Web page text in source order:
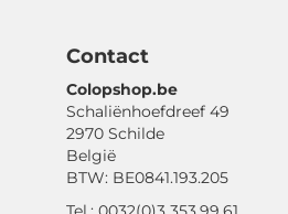
Contact
Colopshop.be
Schaliënhoefdreef 49
2970 Schilde
België
BTW: BE0841.193.205